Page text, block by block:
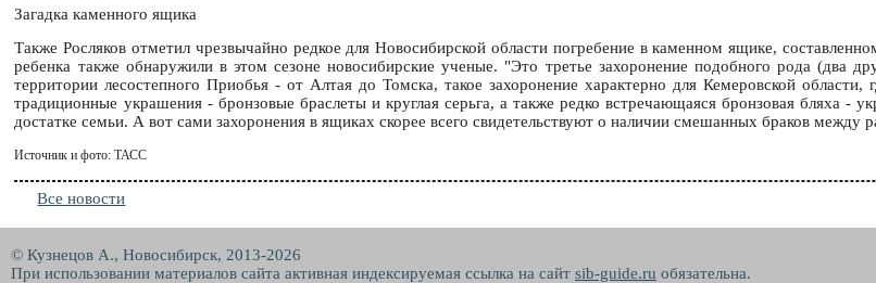
Загадка каменного ящика
Также Росляков отметил чрезвычайно редкое для Новосибирской области погребение в каменном ящике,
ребенка также обнаружили в этом сезоне новосибирские ученые. "Это третье захоронение подобного рода (два
территории лесостепного Приобья - от Алтая до Томска, такое захоронение характерно для Кемеровской
традиционные украшения - бронзовые браслеты и круглая серьга, а также редко встречающаяся бронзовая бляха -
достатке семьи. А вот сами захоронения в ящиках скорее всего свидетельствуют о наличии смешанных браков между
Источник и фото: ТАСС
Все новости
© Кузнецов А., Новосибирск, 2013-2026
При использовании материалов сайта активная индексируемая ссылка на сайт sib-guide.ru обязательна.